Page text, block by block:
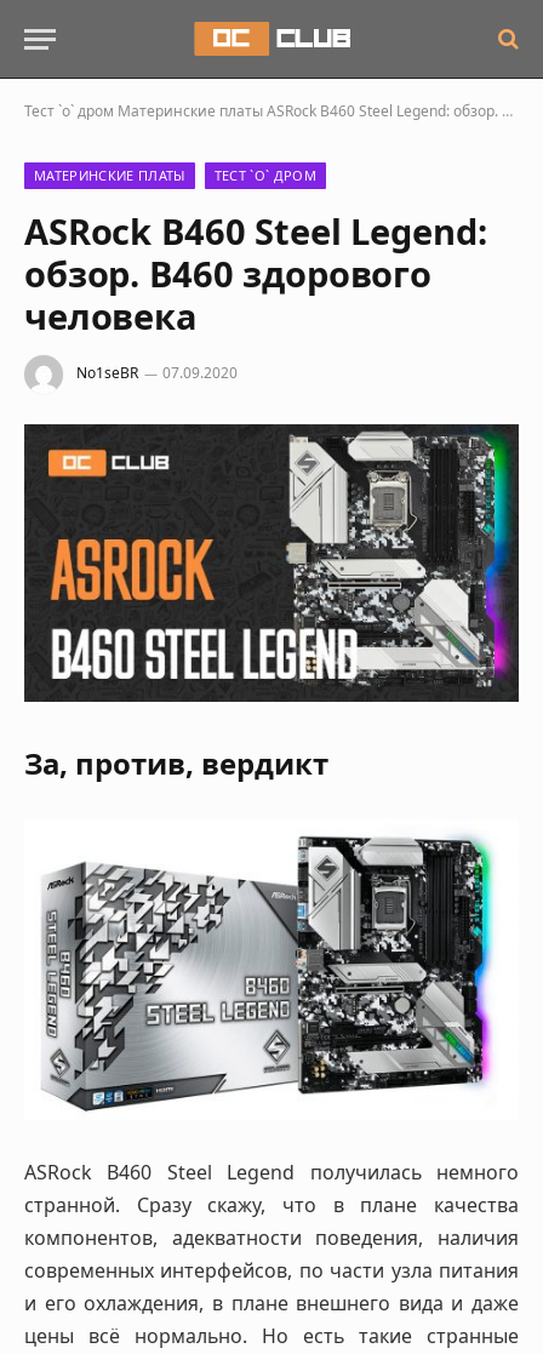
Тест `о` дром Материнские платыASRock B460 Steel Legend: обзор. B460 здорового человека
МАТЕРИНСКИЕ ПЛАТЫ ТЕСТ `О` ДРОМ
ASRock B460 Steel Legend:
обзор. B460 здорового
человека
No1seBR 07.09.2020
За, против, вердикт
ASRock B460 Steel Legend получилась немного
странной. Сразу скажу, что в плане качества
компонентов, адекватности поведения, наличия
современных интерфейсов, по части узла питания
и его охлаждения, в плане внешнего вида и даже
цены всё нормально. Но есть такие странные